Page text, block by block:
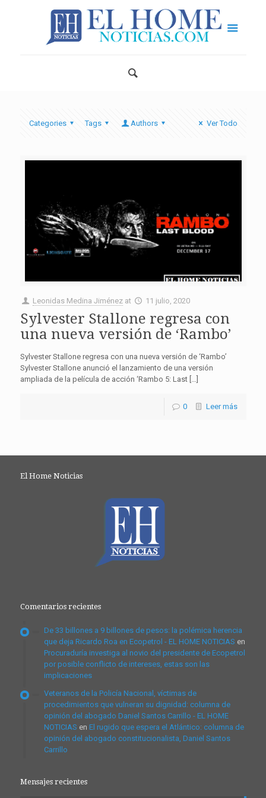
Categories Tags Authors Ver Todo
Leonidas Medina Jiménez at 11 julio, 2020
Sylvester Stallone regresa con
una nueva versión de ‘Rambo’
Sylvester Stallone regresa con una nueva versión de ‘Rambo’
Sylvester Stallone anunció el lanzamiento de una versión
ampliada de la película de acción ‘Rambo 5: Last […]
0 Leer más
El Home Noticias
Comentarios recientes
De 33 billones a 9 billones de pesos: la polémica herencia
que deja Ricardo Roa en Ecopetrol - EL HOME NOTICIAS en
Procuraduría investiga al novio del presidente de Ecopetrol
por posible conflicto de intereses, estas son las
implicaciones
Veteranos de la Policía Nacional, víctimas de
procedimientos que vulneran su dignidad: columna de
opinión del abogado Daniel Santos Carrillo - EL HOME
NOTICIAS en El rugido que espera el Atlántico: columna de
opinión del abogado constitucionalista, Daniel Santos
Carrillo
Mensajes recientes